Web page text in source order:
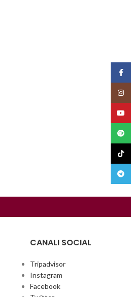
CANALI SOCIAL
Tripadvisor
Instagram
Facebook